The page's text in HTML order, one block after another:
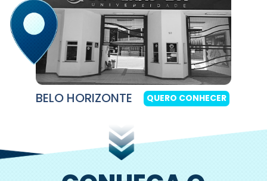
BELO HORIZONTE QUERO CONHECER